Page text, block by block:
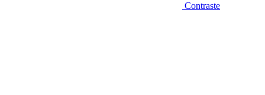
Contraste